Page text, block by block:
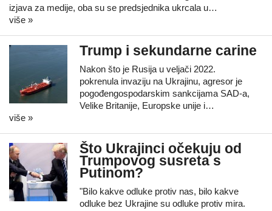
izjava za medije, oba su se predsjednika ukrcala u…
više »
Trump i sekundarne carine
Nakon što je Rusija u veljači 2022.
pokrenula invaziju na Ukrajinu, agresor je
pogođengospodarskim sankcijama SAD-a,
Velike Britanije, Europske unije i…
više »
Što Ukrajinci očekuju od
Trumpovog susreta s
Putinom?
"Bilo kakve odluke protiv nas, bilo kakve
odluke bez Ukrajine su odluke protiv mira.